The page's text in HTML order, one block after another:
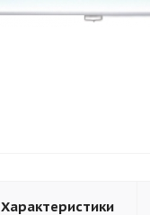
Характеристики